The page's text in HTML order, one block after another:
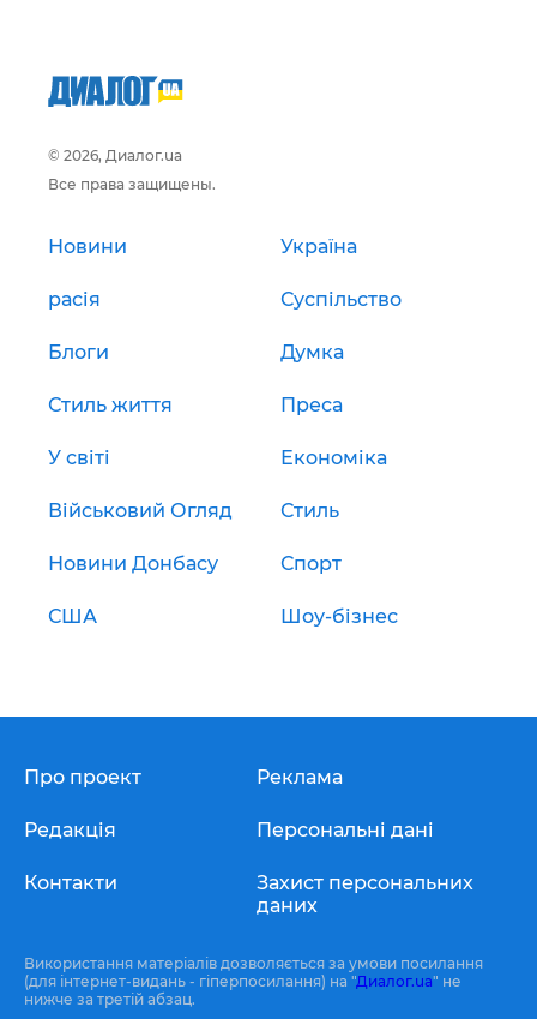
© 2026, Диалог.ua
Все права защищены.
Новини Україна
расія Суспільство
Блоги Думка
Стиль життя Преса
У світі Економіка
Військовий Огляд Стиль
Новини Донбасу Спорт
США Шоу-бізнес
Про проект
Редакція
Контакти
Реклама
Персональні дані
Захист персональних
даних
Використання матеріалів дозволяється за умови посилання
(для інтернет-видань - гіперпосилання) на "Диалог.ua" не
нижче за третій абзац.